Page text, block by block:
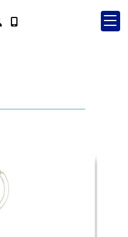
Identifícat